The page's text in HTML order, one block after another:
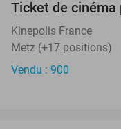
OUT
Ticket de cinéma
Kinepolis France
Metz (+17 positions)
Vendu : 900